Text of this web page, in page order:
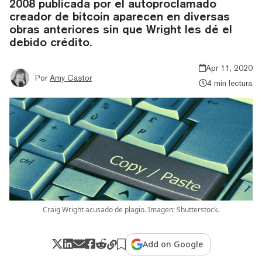
2008 publicada por el autoproclamado
creador de bitcoin aparecen en diversas
obras anteriores sin que Wright les dé el
debido crédito.
Por Amy Castor
Apr 11, 2020
4 min lectura
Craig Wright acusado de plagio. Imagen: Shutterstock.
Add on Google